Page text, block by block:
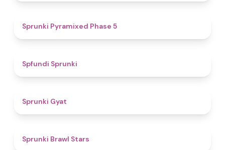
Sprunki Pyramixed Phase 5
Spfundi Sprunki
Sprunki Gyat
Sprunki Brawl Stars